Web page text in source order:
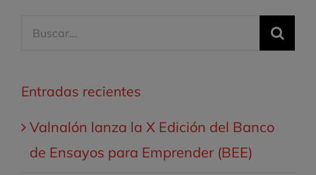
Buscar:
Entradas recientes
Valnalón lanza la X Edición del Banco
de Ensayos para Emprender (BEE)